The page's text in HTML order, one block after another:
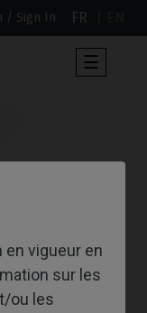
vigueur en
sur les
ou les
/ Sign In FR
Toggle
☰